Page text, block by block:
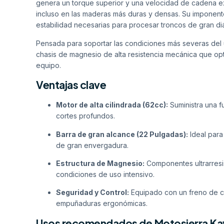
genera un torque superior y una velocidad de cadena
incluso en las maderas más duras y densas. Su
estabilidad necesarias para procesar troncos de gran
Pensada para soportar las condiciones más severas
chasis de magnesio de alta resistencia mecánica que
equipo.
Ventajas clave
Motor de alta cilindrada (62cc): Suministra una
cortes profundos.
Barra de gran alcance (22 Pulgadas): Ideal
de gran envergadura.
Estructura de Magnesio: Componentes
condiciones de uso intensivo.
Seguridad y Control: Equipado con un freno de
empuñaduras ergonómicas.